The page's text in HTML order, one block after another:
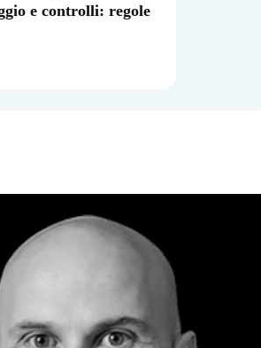
e controlli: regole